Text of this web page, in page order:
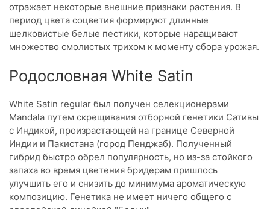
отражает некоторые внешние признаки растения. В
период цвета соцветия формируют длинные
шелковистые белые пестики, которые наращивают
множество смолистых трихом к моменту сбора урожая.
Родословная White Satin
White Satin regular был получен селекционерами
Mandala путем скрещивания отборной генетики Сативы
с Индикой, произрастающей на границе Северной
Индии и Пакистана (город Пенджаб). Полученный
гибрид быстро обрел популярность, но из-за стойкого
запаха во время цветения бридерам пришлось
улучшить его и снизить до минимума ароматическую
композицию. Генетика не имеет ничего общего с